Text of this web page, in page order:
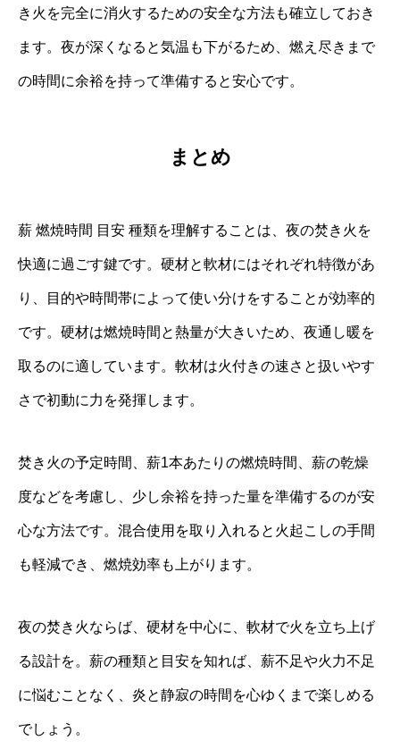
き火を完全に消火するための安全な方法も確立しておき
ます。夜が深くなると気温も下がるため、燃え尽きまで
の時間に余裕を持って準備すると安心です。
まとめ
薪 燃焼時間 目安 種類を理解することは、夜の焚き火を
快適に過ごす鍵です。硬材と軟材にはそれぞれ特徴があ
り、目的や時間帯によって使い分けをすることが効率的
です。硬材は燃焼時間と熱量が大きいため、夜通し暖を
取るのに適しています。軟材は火付きの速さと扱いやす
さで初動に力を発揮します。
焚き火の予定時間、薪1本あたりの燃焼時間、薪の乾燥
度などを考慮し、少し余裕を持った量を準備するのが安
心な方法です。混合使用を取り入れると火起こしの手間
も軽減でき、燃焼効率も上がります。
夜の焚き火ならば、硬材を中心に、軟材で火を立ち上げ
る設計を。薪の種類と目安を知れば、薪不足や火力不足
に悩むことなく、炎と静寂の時間を心ゆくまで楽しめる
でしょう。